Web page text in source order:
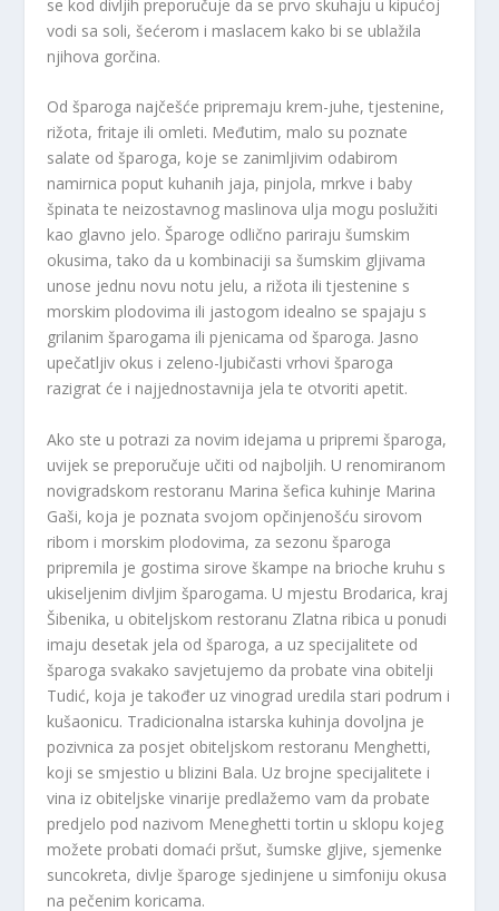
se kod divljih preporučuje da se prvo skuhaju u kipućoj
vodi sa soli, šećerom i maslacem kako bi se ublažila
njihova gorčina.
Od šparoga najčešće pripremaju krem-juhe, tjestenine,
rižota, fritaje ili omleti. Međutim, malo su poznate
salate od šparoga, koje se zanimljivim odabirom
namirnica poput kuhanih jaja, pinjola, mrkve i baby
špinata te neizostavnog maslinova ulja mogu poslužiti
kao glavno jelo. Šparoge odlično pariraju šumskim
okusima, tako da u kombinaciji sa šumskim gljivama
unose jednu novu notu jelu, a rižota ili tjestenine s
morskim plodovima ili jastogom idealno se spajaju s
grilanim šparogama ili pjenicama od šparoga. Jasno
upečatljiv okus i zeleno-ljubičasti vrhovi šparoga
razigrat će i najjednostavnija jela te otvoriti apetit.
Ako ste u potrazi za novim idejama u pripremi šparoga,
uvijek se preporučuje učiti od najboljih. U renomiranom
novigradskom restoranu Marina šefica kuhinje Marina
Gaši, koja je poznata svojom opčinjenošću sirovom
ribom i morskim plodovima, za sezonu šparoga
pripremila je gostima sirove škampe na brioche kruhu s
ukiseljenim divljim šparogama. U mjestu Brodarica, kraj
Šibenika, u obiteljskom restoranu Zlatna ribica u ponudi
imaju desetak jela od šparoga, a uz specijalitete od
šparoga svakako savjetujemo da probate vina obitelji
Tudić, koja je također uz vinograd uredila stari podrum i
kušaonicu. Tradicionalna istarska kuhinja dovoljna je
pozivnica za posjet obiteljskom restoranu Menghetti,
koji se smjestio u blizini Bala. Uz brojne specijalitete i
vina iz obiteljske vinarije predlažemo vam da probate
predjelo pod nazivom Meneghetti tortin u sklopu kojeg
možete probati domaći pršut, šumske gljive, sjemenke
suncokreta, divlje šparoge sjedinjene u simfoniju okusa
na pečenim koricama.